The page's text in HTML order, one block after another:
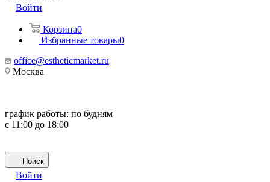
Войти
Корзина0
Избранные товары0
office@estheticmarket.ru
Москва
график работы: по будням
с 11:00 до 18:00
Поиск
Войти